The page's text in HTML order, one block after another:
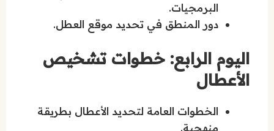
البرمجيات.
دور المنطق في تحديد موقع العطل.
اليوم الرابع: خطوات تشخيص
الأعطال
الخطوات العامة لتحديد الأعطال بطريقة
منهجية.